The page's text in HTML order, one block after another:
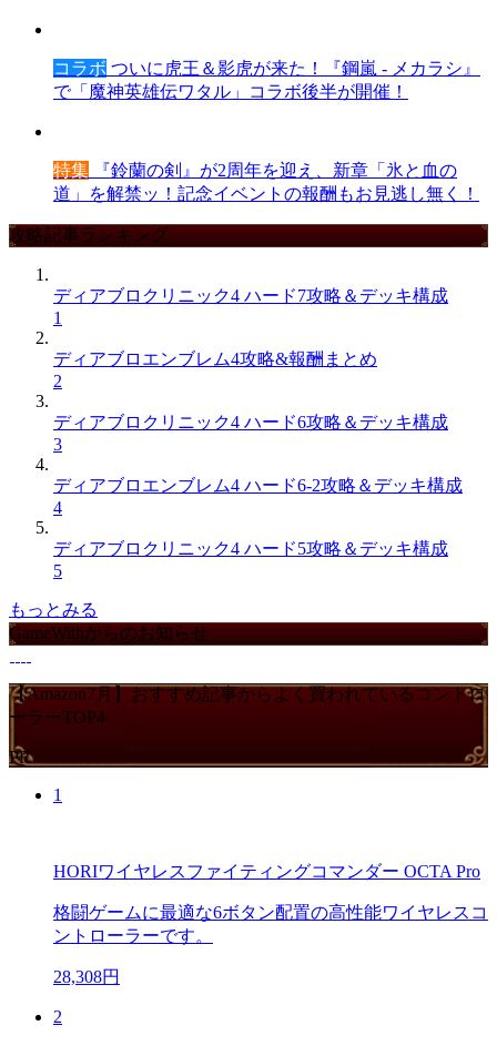
コラボ ついに虎王＆影虎が来た！『鋼嵐 - メカラシ』
で「魔神英雄伝ワタル」コラボ後半が開催！
特集 『鈴蘭の剣』が2周年を迎え、新章「氷と血の
道」を解禁ッ！記念イベントの報酬もお見逃し無く！
攻略記事ランキング
ディアブロクリニック4 ハード7攻略＆デッキ構成
1
ディアブロエンブレム4攻略&報酬まとめ
2
ディアブロクリニック4 ハード6攻略＆デッキ構成
3
ディアブロエンブレム4 ハード6-2攻略＆デッキ構成
4
ディアブロクリニック4 ハード5攻略＆デッキ構成
5
もっとみる
GameWithからのお知らせ
【Amazon7月】おすすめ記事からよく買われているコントロ
ーラーTOP4
PR
1
HORIワイヤレスファイティングコマンダー OCTA Pro
格闘ゲームに最適な6ボタン配置の高性能ワイヤレスコ
ントローラーです。
28,308円
2